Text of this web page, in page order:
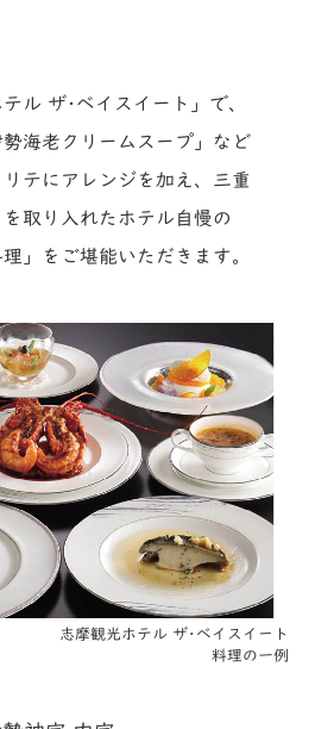
ル ザ･ベイスイート」で、
勢海老クリームスープ」など
テにアレンジを加え、三重
取り入れたホテル自慢の
」をご堪能いただきます。
志摩観光ホテル ザ･ベイスイート
料理の一例